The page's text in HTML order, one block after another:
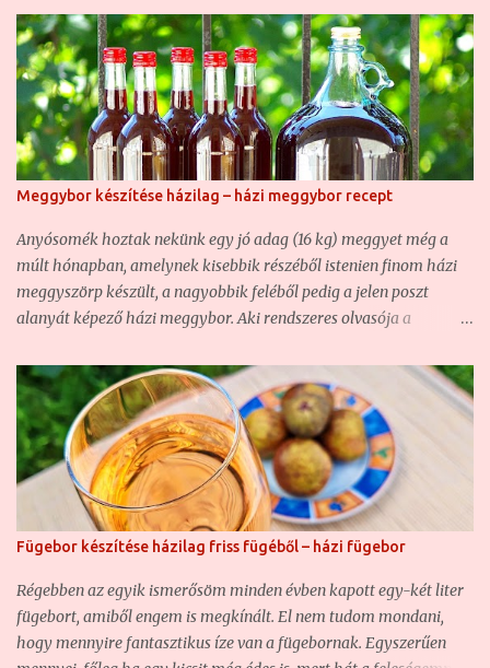
Meggybor készítése házilag – házi meggybor recept
Anyósomék hoztak nekünk egy jó adag (16 kg) meggyet még a
múlt hónapban, amelynek kisebbik részéből istenien finom házi
meggyszörp készült, a nagyobbik feléből pedig a jelen poszt
alanyát képező házi meggybor. Aki rendszeres olvasója a
hiszen ha nem is túl sűrűn, de azért rendszeresen kísérletezgetünk
ezzel is. Olyannyira, hogy hasonló borunk már volt, csak éppen
vadgyümölcsből készült ( Vadcseresznye-sajmeggy házi bor –
csemegebor ) . Most szintén egy csemegebor volt a cél, mert sem
én, sem a feleségem nem szeretjük a száraz, savanyú borokat,
főképp nem, ha gyümölcsborról van szó. Ezért a mostani házi
meggyborunk is egy édes bor lett. Na nem sziruposan,
szájösszeragadósan édes, de mindenképpen közelebb áll az
édeshez, mint a félédeshez. Ugyanakkor annyira finom lett, hogy
hiába több, mint tíz liter lett, nem fog sokáig tartani... Hozzávalók
a házi meggyborhoz: - 10 kg meggy - 3+2 liter víz - 2+1 kg
kristályc...
Fügebor készítése házilag friss fügéből – házi fügebor
Régebben az egyik ismerősöm minden évben kapott egy-két liter
fügebort, amiből engem is megkínált. El nem tudom mondani,
hogy mennyire fantasztikus íze van a fügebornak. Egyszerűen